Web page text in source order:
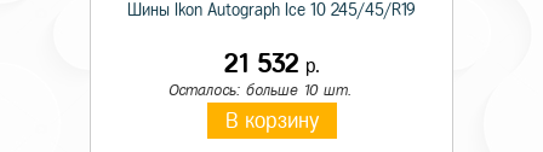
Шины Ikon Autograph Ice 10 245/45/R19
21 532 р.
Осталось: больше 10 шт.
В корзину